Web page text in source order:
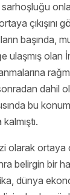
çıkışını
başında,
ulaşmış olan
dahil
bu
olarak ortaya
belirgin bir
dünya